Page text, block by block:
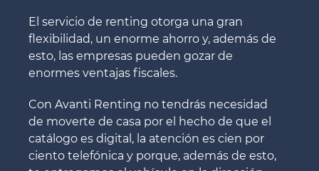
El servicio de renting otorga una gran
flexibilidad, un enorme ahorro y, además de
esto, las empresas pueden gozar de
enormes ventajas fiscales.
Con Avanti Renting no tendrás necesidad
de moverte de casa por el hecho de que el
catálogo es digital, la atención es cien por
ciento telefónica y porque, además de esto,